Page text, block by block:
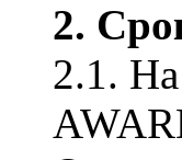
2.
2.1.